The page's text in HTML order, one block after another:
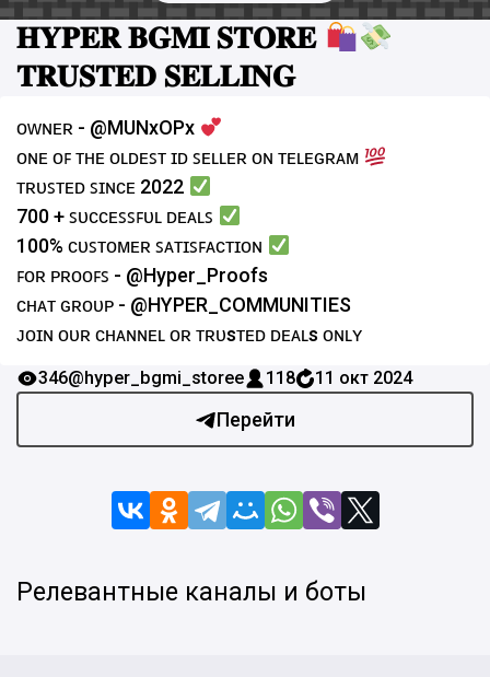
𝐇𝐘𝐏𝐄𝐑 𝐁𝐆𝐌𝐈 𝐒𝐓𝐎𝐑𝐄
𝐓𝐑𝐔𝐒𝐓𝐄𝐃 𝐒𝐄𝐋𝐋𝐈𝐍𝐆
ᴏᴡɴᴇʀ - @MUNxOPx
ᴏɴᴇ ᴏꜰ ᴛʜᴇ ᴏʟᴅᴇꜱᴛ ɪᴅ ꜱᴇʟʟᴇʀ ᴏɴ ᴛᴇʟᴇɢʀᴀᴍ
ᴛʀᴜꜱᴛᴇᴅ ꜱɪɴᴄᴇ 2022
700 + ꜱᴜᴄᴄᴇꜱꜱꜰᴜʟ ᴅᴇᴀʟꜱ
100% ᴄᴜꜱᴛᴏᴍᴇʀ ꜱᴀᴛɪꜱꜰᴀᴄᴛɪᴏɴ
ꜰᴏʀ ᴘʀᴏᴏꜰꜱ - @Hyper_Proofs
ᴄʜᴀᴛ ɢʀᴏᴜᴘ - @HYPER_COMMUNITIES
ᴊᴏɪɴ ᴏᴜʀ ᴄʜᴀɴɴᴇʟ ғᴏʀ ᴛʀᴜsᴛᴇᴅ ᴅᴇᴀʟs ᴏɴʟʏ
Перейти
346@hyper_bgmi_storee 118 11 окт 2024
Релевантные каналы и боты